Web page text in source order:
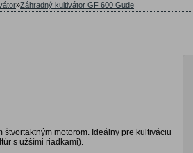
»Záhradný kultivátor GF 600 Gude
štvortaktným motorom. Ideálny pre kultiváciu
s užšími riadkami).